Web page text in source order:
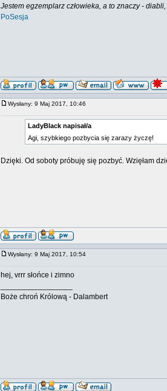
Jestem egzemplarz człowieka, a to znaczy -
PoSesja
Wysłany: 9 Maj 2017, 10:46
LadyBlack napisał/a
Agi, szybkiego pozbycia się zarazy życzę!
Dzięki. Od soboty próbuję się pozbyć. Wzięłam
Wysłany: 9 Maj 2017, 10:54
hej, vrrr słońce i zimno
Boże chroń Królową - Dalambert